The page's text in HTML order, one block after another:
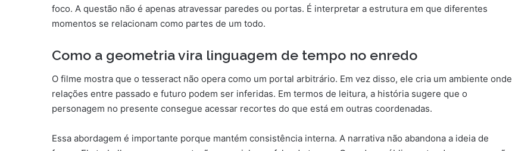
foco. A questão não é apenas atravessar paredes ou portas. É interpretar a estrutura em que diferentes
momentos se relacionam como partes de um todo.
Como a geometria vira linguagem de tempo no enredo
O filme mostra que o tesseract não opera como um portal arbitrário. Em vez disso, ele cria um ambiente onde
relações entre passado e futuro podem ser inferidas. Em termos de leitura, a história sugere que o
personagem no presente consegue acessar recortes do que está em outras coordenadas.
Essa abordagem é importante porque mantém consistência interna. A narrativa não abandona a ideia de